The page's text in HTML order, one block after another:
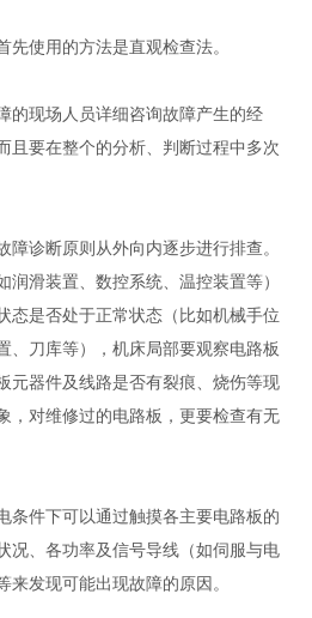
使用的方法是直观检查法。
现场人员详细咨询故障产生的经
且要在整个的分析、判断过程中多次
诊断原则从外向内逐步进行排查。
润滑装置、数控系统、温控装置等）
态是否处于正常状态（比如机械手位
、刀库等），机床局部要观察电路板
元器件及线路是否有裂痕、烧伤等现
，对维修过的电路板，更要检查有无
件下可以通过触摸各主要电路板的
况、各功率及信号导线（如伺服与电
发现可能出现故障的原因。